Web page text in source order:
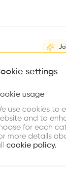
Facade
•
•
Au cours
la limite
Choose your
Buildings
settings
usage
use cookies to
and to
for each
more details
cookie policy.